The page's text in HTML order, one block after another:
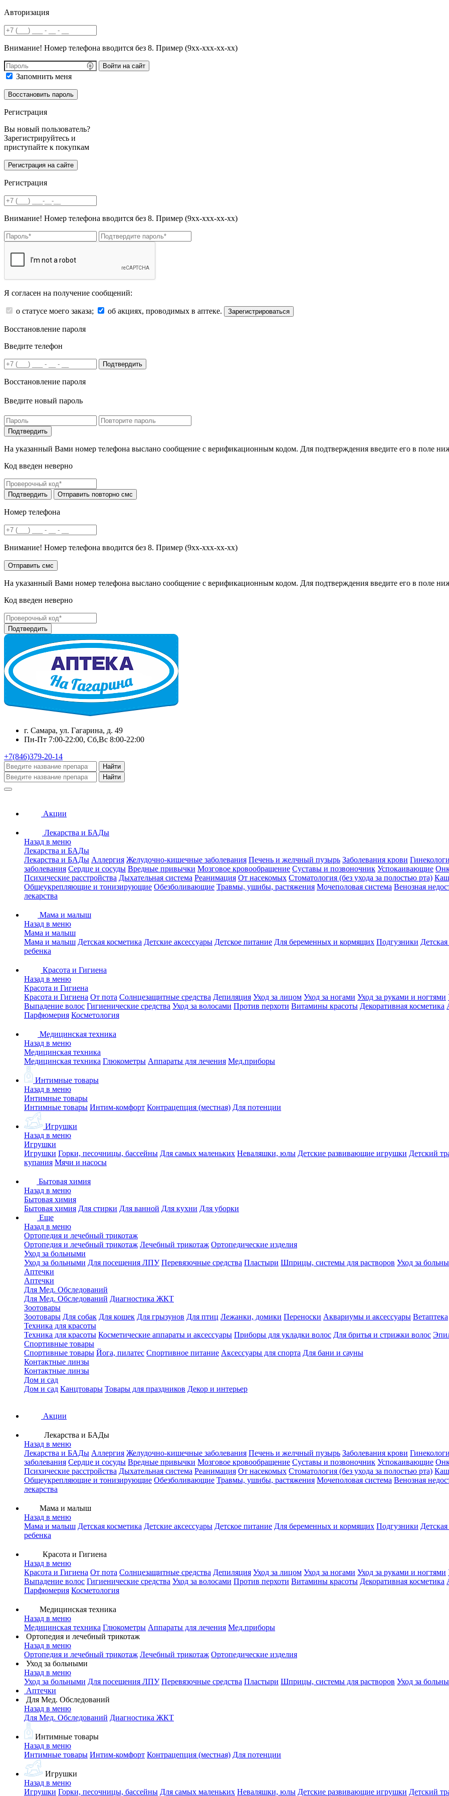
Авторизация
Внимание! Номер телефона вводится без 8. Пример (9хх-ххх-хх-хх)
Войти на сайт
Запомнить меня
Регистрация
Вы новый пользователь?
Зарегистрируйтесь и
приступайте к покупкам
Регистрация
Внимание! Номер телефона вводится без 8. Пример (9хх-ххх-хх-хх)
Я согласен на получение сообщений:
о статусе моего заказа; об акциях, проводимых в аптеке. Зарегистрироваться
Восстановление пароля
Введите телефон
Подтвердить
Восстановление пароля
Введите новый пароль
На указанный Вами номер телефона выслано сообщение с верификационным кодом. Для подтверждения введите его в поле
Код введен неверно
Номер телефона
Внимание! Номер телефона вводится без 8. Пример (9хх-ххх-хх-хх)
На указанный Вами номер телефона выслано сообщение с верификационным кодом. Для подтверждения введите его в поле
Код введен неверно
г. Самара, ул. Гагарина, д. 49
Пн-Пт 7:00-22:00, Сб,Вс 8:00-22:00
+7(846)379-20-14
Найти
Найти
Акции
Лекарства и БАДы
Назад в меню
Лекарства и БАДы
Лекарства и БАДы Аллергия Желудочно-кишечные заболевания Печень и желчный пузырь Заболевания крови
заболевания Сердце и сосуды Вредные привычки Мозговое кровообращение Суставы и позвоночник Успокаивающие
Психические расстройства Дыхательная система Реанимация От насекомых Стоматология (без ухода за полостью рта)
Общеукрепляющие и тонизирующие Обезболивающие Травмы, ушибы, растяжения Мочеполовая система Венозная
лекарства
Мама и малыш
Назад в меню
Мама и малыш
Мама и малыш Детская косметика Детские аксессуары Детское питание Для беременных и кормящих Подгузники
ребенка
Красота и Гигиена
Назад в меню
Красота и Гигиена
Красота и Гигиена От пота Солнцезащитные средства Депиляция Уход за лицом Уход за ногами Уход за руками и ногтями
Выпадение волос Гигиенические средства Уход за волосами Против перхоти Витамины красоты Декоративная косметика
Парфюмерия Косметология
Медицинская техника
Назад в меню
Медицинская техника
Медицинская техника Глюкометры Аппараты для лечения Мед.приборы
Интимные товары
Назад в меню
Интимные товары
Интимные товары Интим-комфорт Контрацепция (местная) Для потенции
Игрушки
Назад в меню
Игрушки
Игрушки Горки, песочницы, бассейны Для самых маленьких Неваляшки, юлы Детские развивающие игрушки Детский
купания Мячи и насосы
Бытовая химия
Назад в меню
Бытовая химия
Бытовая химия Для стирки Для ванной Для кухни Для уборки
Еще
Назад в меню
Ортопедия и лечебный трикотаж
Ортопедия и лечебный трикотаж Лечебный трикотаж Ортопедические изделия
Уход за больными
Уход за больными Для посещения ЛПУ Перевязочные средства Пластыри Шприцы, системы для растворов Уход за
Аптечки
Аптечки
Для Мед. Обследований
Для Мед. Обследований Диагностика ЖКТ
Зоотовары
Зоотовары Для собак Для кошек Для грызунов Для птиц Лежанки, домики Переноски Аквариумы и аксессуары Ветаптека
Техника для красоты
Техника для красоты Косметические аппараты и аксессуары Приборы для укладки волос Для бритья и стрижки волос
Спортивные товары
Спортивные товары Йога, пилатес Спортивное питание Аксессуары для спорта Для бани и сауны
Контактные линзы
Контактные линзы
Дом и сад
Дом и сад Канцтовары Товары для праздников Декор и интерьер
Акции
Лекарства и БАДы
Назад в меню
Лекарства и БАДы Аллергия Желудочно-кишечные заболевания Печень и желчный пузырь Заболевания крови
заболевания Сердце и сосуды Вредные привычки Мозговое кровообращение Суставы и позвоночник Успокаивающие
Психические расстройства Дыхательная система Реанимация От насекомых Стоматология (без ухода за полостью рта)
Общеукрепляющие и тонизирующие Обезболивающие Травмы, ушибы, растяжения Мочеполовая система Венозная
лекарства
Мама и малыш
Назад в меню
Мама и малыш Детская косметика Детские аксессуары Детское питание Для беременных и кормящих Подгузники
ребенка
Красота и Гигиена
Назад в меню
Красота и Гигиена От пота Солнцезащитные средства Депиляция Уход за лицом Уход за ногами Уход за руками и ногтями
Выпадение волос Гигиенические средства Уход за волосами Против перхоти Витамины красоты Декоративная косметика
Парфюмерия Косметология
Медицинская техника
Назад в меню
Медицинская техника Глюкометры Аппараты для лечения Мед.приборы
Ортопедия и лечебный трикотаж
Назад в меню
Ортопедия и лечебный трикотаж Лечебный трикотаж Ортопедические изделия
Уход за больными
Назад в меню
Уход за больными Для посещения ЛПУ Перевязочные средства Пластыри Шприцы, системы для растворов Уход за
Аптечки
Для Мед. Обследований
Назад в меню
Для Мед. Обследований Диагностика ЖКТ
Интимные товары
Назад в меню
Интимные товары Интим-комфорт Контрацепция (местная) Для потенции
Игрушки
Назад в меню
Игрушки Горки, песочницы, бассейны Для самых маленьких Неваляшки, юлы Детские развивающие игрушки Детский